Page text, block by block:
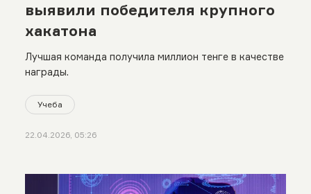
выявили победителя крупного
хакатона
Лучшая команда получила миллион тенге в качестве
награды.
Учеба
22.04.2026, 05:26